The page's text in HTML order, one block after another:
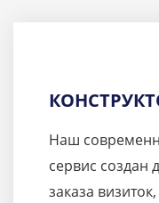
Наш
сервис создан
заказа